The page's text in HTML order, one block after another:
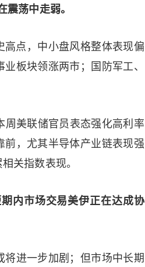
荡中走弱。
点，中小盘风格整体表现偏
板块领涨两市；国防军工、
周美联储官员表态强化高利率
，尤其半导体产业链表现强
关指数表现。
内市场交易美伊正在达成协
进一步加剧；但市场中长期